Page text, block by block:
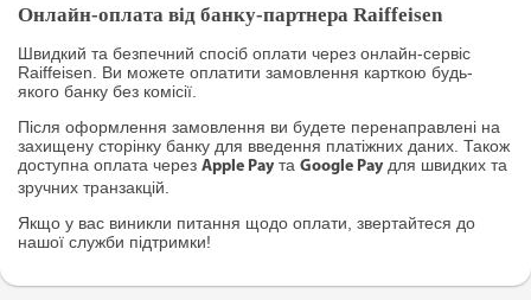
Онлайн-оплата від банку-партнера Raiffeisen
Швидкий та безпечний спосіб оплати через онлайн-сервіс
Raiffeisen. Ви можете оплатити замовлення карткою будь-
якого банку без комісії.
Після оформлення замовлення ви будете перенаправлені на
захищену сторінку банку для введення платіжних даних. Також
доступна оплата через Apple Pay та Google Pay для швидких та
зручних транзакцій.
Якщо у вас виникли питання щодо оплати, звертайтеся до
нашої служби підтримки!